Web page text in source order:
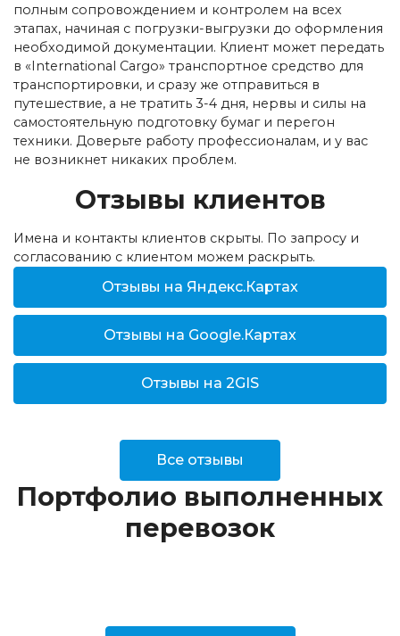
полным сопровождением и контролем на всех
этапах, начиная с погрузки-выгрузки до оформления
необходимой документации. Клиент может передать
в «International Cargo» транспортное средство для
транспортировки, и сразу же отправиться в
путешествие, а не тратить 3-4 дня, нервы и силы на
самостоятельную подготовку бумаг и перегон
техники. Доверьте работу профессионалам, и у вас
не возникнет никаких проблем.
Отзывы клиентов
Имена и контакты клиентов скрыты. По запросу и
согласованию с клиентом можем раскрыть.
Отзывы на Яндекс.Картах
Отзывы на Google.Картах
Отзывы на 2GIS
Все отзывы
Портфолио выполненных
перевозок